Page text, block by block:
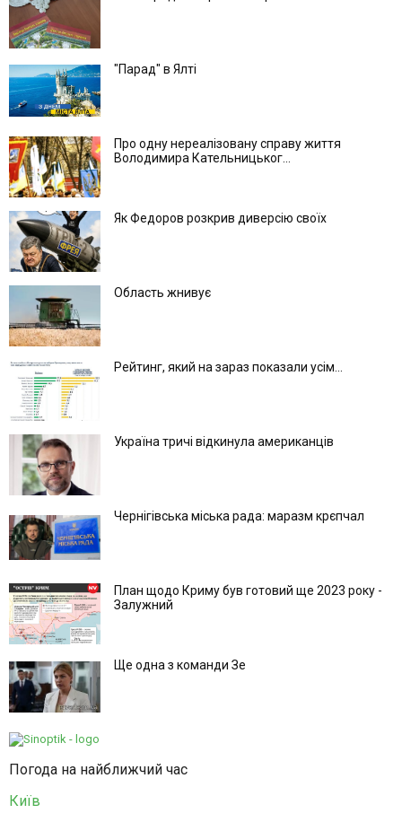
"Парад" в Ялті
Про одну нереалізовану справу життя
Володимира Кательницьког...
Як Федоров розкрив диверсію своїх
Область жнивує
Рейтинг, який на зараз показали усім...
Україна тричі відкинула американців
Чернігівська міська рада: маразм крєпчал
План щодо Криму був готовий ще 2023 року -
Залужний
Ще одна з команди Зе
Погода на найближчий час
Київ